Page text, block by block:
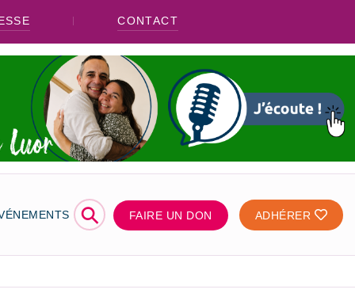
CONTACT
⚲ FAIRE UN DON ADHÉRER